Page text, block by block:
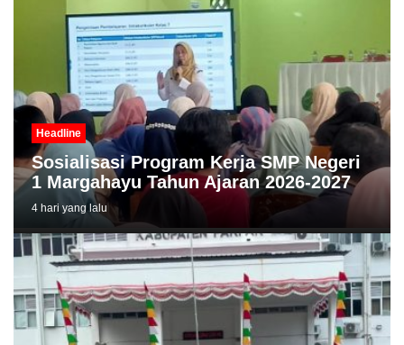
Headline
Sosialisasi Program Kerja SMP Negeri
1 Margahayu Tahun Ajaran 2026-2027
4 hari yang lalu